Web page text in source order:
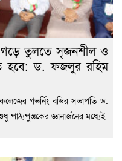
গড়ে তুলতে সৃজনশীল ও
হবে: ড. ফজলুর রহিম
গভর্নিং বডির সভাপতি ড.
পাঠ্যপুস্তকের জ্ঞানার্জনের মধ্যেই